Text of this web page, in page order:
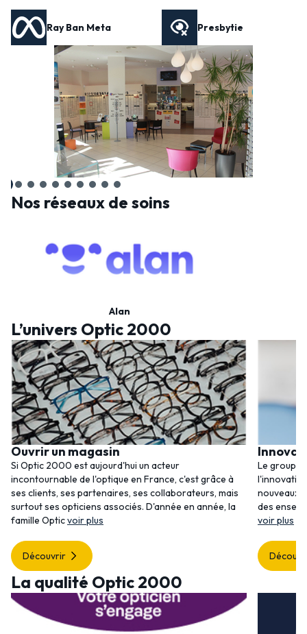
Ray Ban Meta Presbytie
Nos réseaux de soins
Alan
L’univers Optic 2000
Ouvrir un magasin
Si Optic 2000 est aujourd'hui un acteur
incontournable de l'optique en France, c'est grâce à
ses clients, ses partenaires, ses collaborateurs, mais
surtout ses opticiens associés. D'année en année, la
famille Opticvoir plus
Découvrir
Le
nouveaux
des
voir plus
La qualité Optic 2000